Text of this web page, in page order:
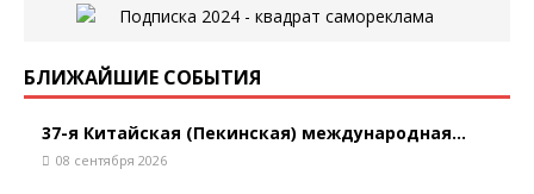
БЛИЖАЙШИЕ СОБЫТИЯ
37-я Китайская (Пекинская) международная...
08 сентября 2026